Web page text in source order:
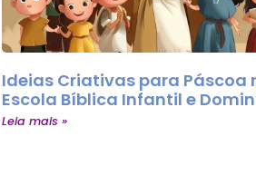
Ideias Criativas para Páscoa
Escola Bíblica Infantil e
Leia mais »